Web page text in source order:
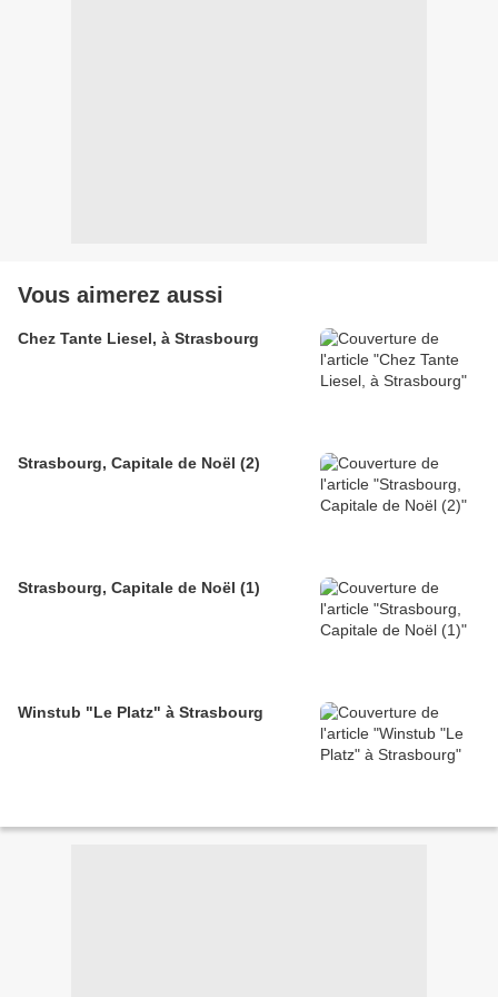
Vous aimerez aussi
Chez Tante Liesel, à Strasbourg
Strasbourg, Capitale de Noël (2)
Strasbourg, Capitale de Noël (1)
Winstub "Le Platz" à Strasbourg